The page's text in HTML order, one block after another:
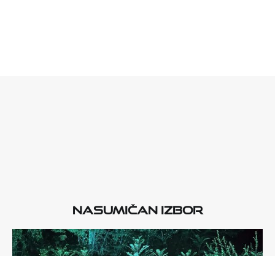
Nasumičan izbor